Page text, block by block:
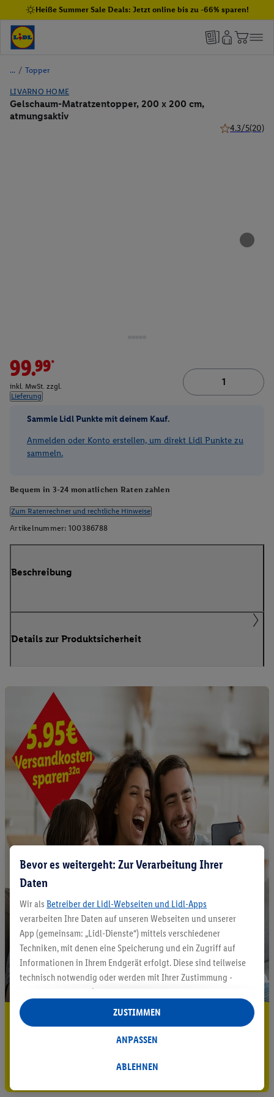
Heiße Summer Sale Deals: Jetzt online bis zu -66% sparen!
/ Topper
LIVARNO HOME
Gelschaum-Matratzentopper, 200 x 200 cm,
atmungsaktiv
4.3/5(20)
99.99*
inkl. MwSt. zzgl.
Lieferung
Sammle Lidl Punkte mit deinem Kauf.
Anmelden oder Konto erstellen, um direkt Lidl Punkte zu
sammeln.
Bequem in 3-24 monatlichen Raten zahlen
Zum Ratenrechner und rechtliche Hinweise
Artikelnummer: 100386788
Beschreibung
Details zur Produktsicherheit
5.95 € Versand sparen³²ᵃ
Jetzt zum Newsletter anmelden
Gutschein sichern!
Bevor es weitergeht: Zur Verarbeitung Ihrer
Daten
Wir als Betreiber der Lidl-Webseiten und Lidl-Apps
verarbeiten Ihre Daten auf unseren Webseiten und unserer
App (gemeinsam: „Lidl-Dienste“) mittels verschiedener
Techniken, mit denen eine Speicherung und ein Zugriff auf
Informationen in Ihrem Endgerät erfolgt. Diese sind teilweise
technisch notwendig oder werden mit Ihrer Zustimmung -
auch durch Partner (u.a.
Verantwortliche; im Zusammenhang mit dem IAB TCF
insgesamt
Statistik-Erstellung oder für personalisierte Werbung
Datenverarbeitungen für personalisierte Werbung werden
Dritten die Ausspielung von Werbung außerhalb der Lidl-
ABLEHNEN
ANPASSEN
ZUSTIMMEN